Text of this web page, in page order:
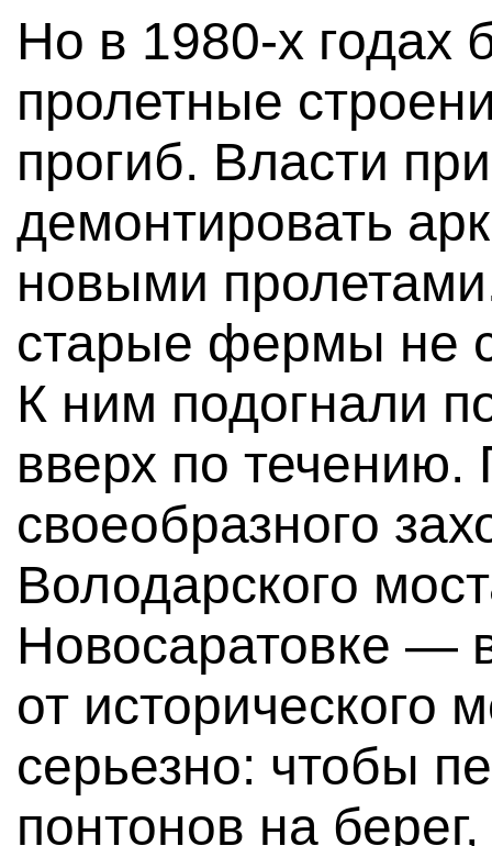
Но в 1980-х годах
пролетные
прогиб. Власти
демонтировать
новыми
старые фермы не
К ним подогнали
вверх по
своеобразного
Володарского
Новосаратовке —
от исторического
серьезно: чтобы
понтонов на